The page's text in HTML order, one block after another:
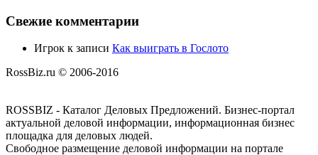
Свежие комментарии
Игрок к записи Как выиграть в Гослото
RossBiz.ru © 2006-2016
ROSSBIZ - Каталог Деловых Предложений. Бизнес-портал
актуальной деловой информации, информационная бизнес
площадка для деловых людей.
Свободное размещение деловой информации на портале